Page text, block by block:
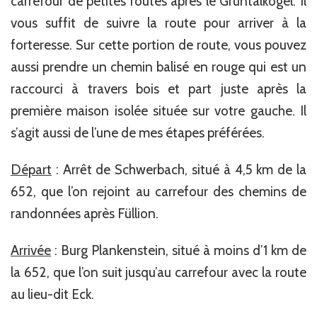
vous suffit de suivre la route pour arriver à la
forteresse. Sur cette portion de route, vous pouvez
aussi prendre un chemin balisé en rouge qui est un
raccourci à travers bois et part juste après la
première maison isolée située sur votre gauche. Il
s’agit aussi de l’une de mes étapes préférées.
Départ : Arrêt de Schwerbach, situé à 4,5 km de la
652, que l’on rejoint au carrefour des chemins de
randonnées après Füllion.
Arrivée : Burg Plankenstein, situé à moins d’1 km de
la 652, que l’on suit jusqu’au carrefour avec la route
au lieu-dit Eck.